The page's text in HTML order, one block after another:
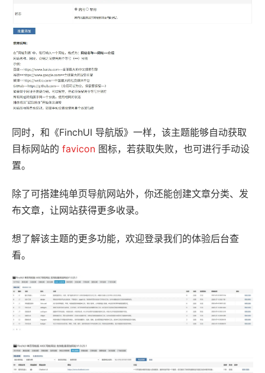
同时，和《FinchUI 导航版》一样，该主题能够自动获取
目标网站的 favicon 图标，若获取失败，也可进行手动设
置。
除了可搭建纯单页导航网站外，你还能创建文章分类、发
布文章，让网站获得更多收录。
想了解该主题的更多功能，欢迎登录我们的体验后台查
看。